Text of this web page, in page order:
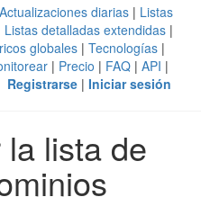
Actualizaciones diarias | Listas
Listas detalladas extendidas |
globales | Tecnologías |
| Precio | FAQ | API |
Registrarse | Iniciar sesión
lista de